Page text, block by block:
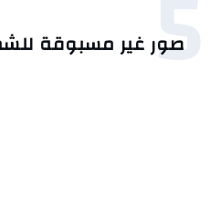
صور غير مسبوقة